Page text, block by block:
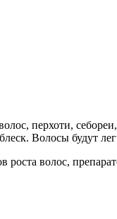
перхоти,
Волосы будут
роста волос,